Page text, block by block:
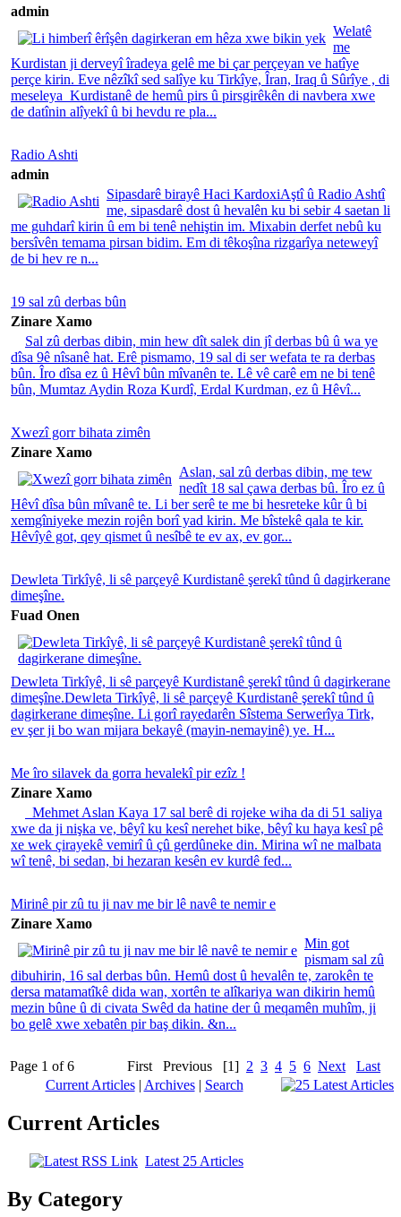
admin
Welatê
me
Kurdistan ji derveyî îradeya gelê me bi çar perçeyan ve hatîye
perçe kirin. Eve nêzîkî sed salîye ku Tirkîye, Îran, Iraq û Sûrîye , di
meseleya Kurdistanê de hemû pirs û pirsgirêkên di navbera xwe
de datînin alîyekî û bi hevdu re pla...
Radio Ashti
admin
Sipasdarê birayê Haci KardoxiAştî û Radio Ashtî
me, sipasdarê dost û hevalên ku bi sebir 4 saetan li
me guhdarî kirin û em bi tenê nehiştin im. Mixabin derfet nebû ku
bersîvên temama pirsan bidim. Em di têkoşîna rizgarîya neteweyî
de bi hev re n...
19 sal zû derbas bûn
Zinare Xamo
Sal zû derbas dibin, min hew dît salek din jî derbas bû û wa ye
dîsa 9ê nîsanê hat. Erê pismamo, 19 sal di ser wefata te ra derbas
bûn. Îro dîsa ez û Hêvî bûn mîvanên te. Lê vê carê em ne bi tenê
bûn, Mumtaz Aydin Roza Kurdî, Erdal Kurdman, ez û Hêvî...
Xwezî gorr bihata zimên
Zinare Xamo
Aslan, sal zû derbas dibin, me tew
nedît 18 sal çawa derbas bû. Îro ez û
Hêvî dîsa bûn mîvanê te. Li ber serê te me bi hesreteke kûr û bi
xemgîniyeke mezin rojên borî yad kirin. Me bîstekê qala te kir.
Hêvîyê got, qey qismet û nesîbê te ev ax, ev gor...
Dewleta Tirkîyê, li sê parçeyê Kurdistanê şerekî tûnd û dagirkerane
dimeşîne.
Fuad Onen
Dewleta Tirkîyê, li sê parçeyê Kurdistanê şerekî tûnd û dagirkerane
dimeşîne.Dewleta Tirkîyê, li sê parçeyê Kurdistanê şerekî tûnd û
dagirkerane dimeşîne. Li gorî rayedarên Sîstema Serwerîya Tirk,
ev şer ji bo wan mijara bekayê (mayin-nemayinê) ye. H...
Me îro silavek da gorra hevalekî pir ezîz !
Zinare Xamo
Mehmet Aslan Kaya 17 sal berê di rojeke wiha da di 51 saliya
xwe da ji nişka ve, bêyî ku kesî nerehet bike, bêyî ku haya kesî pê
xe wek çirayekê vemirî û çû gerdûneke din. Mirina wî ne malbata
wî tenê, bi sedan, bi hezaran kesên ev kurdê fed...
Mirinê pir zû tu ji nav me bir lê navê te nemir e
Zinare Xamo
Min got
pismam sal zû
dibuhirin, 16 sal derbas bûn. Hemû dost û hevalên te, zarokên te
dersa matamatîkê dida wan, xortên te alîkariya wan dikirin hemû
mezin bûne û di civata Swêd da hatine der û meqamên muhîm, ji
bo gelê xwe xebatên pir baş dikin. &n...
Page 1 of 6 First Previous [1] 2 3 4 5 6 Next
Last
Current Articles| Archives| Search
Current Articles
Latest 25 Articles
By Category